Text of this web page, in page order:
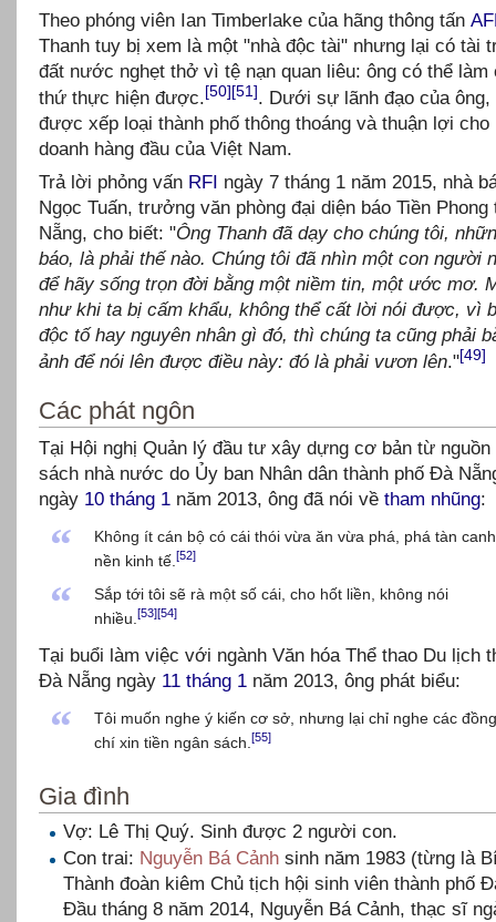
Theo phóng viên Ian Timberlake của hãng thông tấn
Thanh tuy bị xem là một "nhà độc tài" nhưng lại có tài
đất nước nghẹt thở vì tệ nạn quan liêu: ông có thể làm
thứ thực hiện được.[50][51]. Dưới sự lãnh đạo của ông,
được xếp loại thành phố thông thoáng và thuận lợi cho
doanh hàng đầu của Việt Nam.
Trả lời phỏng vấn RFI ngày 7 tháng 1 năm 2015, nhà
Ngọc Tuấn, trưởng văn phòng đại diện báo Tiền
Nẵng, cho biết: "Ông Thanh đã dạy cho chúng tôi,
báo, là phải thế nào. Chúng tôi đã nhìn một con người
để hãy sống trọn đời bằng một niềm tin, một ước mơ.
như khi ta bị cấm khẩu, không thể cất lời nói được, vì
độc tố hay nguyên nhân gì đó, thì chúng ta cũng phải
ảnh để nói lên được điều này: đó là phải vươn lên."[49]
Các phát ngôn
Tại Hội nghị Quản lý đầu tư xây dựng cơ bản từ nguồn
sách nhà nước do Ủy ban Nhân dân thành phố Đà
ngày 10 tháng 1 năm 2013, ông đã nói về tham nhũng:
“
Không ít cán bộ có cái thói vừa ăn vừa phá, phá tàn canh
nền kinh tế.[52]
“
Sắp tới tôi sẽ rà một số cái, cho hốt liền, không nói
nhiều.[53][54]
Tại buổi làm việc với ngành Văn hóa Thể thao Du lịch
Đà Nẵng ngày 11 tháng 1 năm 2013, ông phát biểu:
“
Tôi muốn nghe ý kiến cơ sở, nhưng lại chỉ nghe các đồng
chí xin tiền ngân sách.[55]
Gia đình
Vợ: Lê Thị Quý. Sinh được 2 người con.
Con trai: Nguyễn Bá Cảnh sinh năm 1983 (từng là
Thành đoàn kiêm Chủ tịch hội sinh viên thành phố
Đầu tháng 8 năm 2014, Nguyễn Bá Cảnh, thạc sĩ